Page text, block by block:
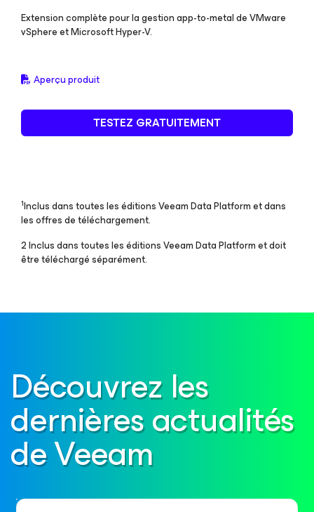
Extension complète pour la gestion app-to-metal de VMware
vSphere et Microsoft Hyper-V.
Aperçu produit
TESTEZ GRATUITEMENT
1Inclus dans toutes les éditions Veeam Data Platform et dans
les offres de téléchargement.
2 Inclus dans toutes les éditions Veeam Data Platform et doit
être téléchargé séparément.
Découvrez les
dernières actualités
de Veeam